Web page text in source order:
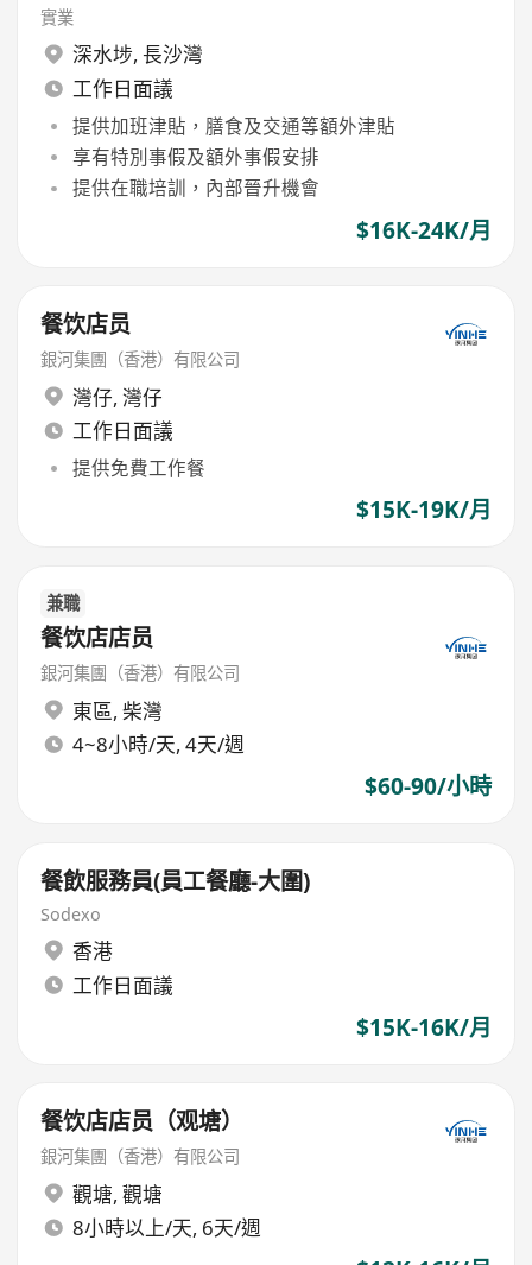
實業
深水埗, 長沙灣
工作日面議
提供加班津貼，膳食及交通等額外津貼
享有特別事假及額外事假安排
提供在職培訓，內部晉升機會
$16K-24K/月
餐饮店员
銀河集團（香港）有限公司
灣仔, 灣仔
工作日面議
提供免費工作餐
$15K-19K/月
兼職
餐饮店店员
銀河集團（香港）有限公司
東區, 柴灣
4~8小時/天, 4天/週
$60-90/小時
餐飲服務員(員工餐廳-大圍)
Sodexo
香港
工作日面議
$15K-16K/月
餐饮店店员（观塘）
銀河集團（香港）有限公司
觀塘, 觀塘
8小時以上/天, 6天/週